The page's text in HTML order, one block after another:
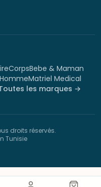
CorpsBebe & Maman
HommeMatriel Medical
les marques →
droits réservés.
Tunisie